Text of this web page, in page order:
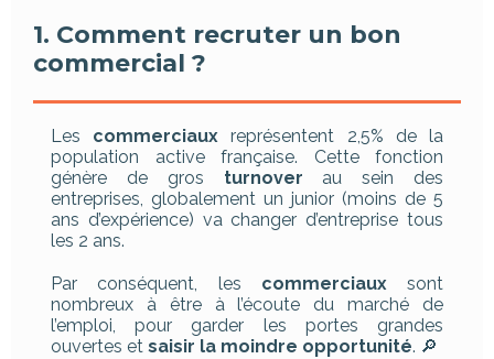
1. Comment recruter un bon
commercial ?
Les commerciaux représentent 2,5% de la
population active française. Cette fonction
génère de gros turnover au sein des
entreprises, globalement un junior (moins de 5
ans d’expérience) va changer d’entreprise tous
les 2 ans.
Par conséquent, les commerciaux sont
nombreux à être à l’écoute du marché de
l’emploi, pour garder les portes grandes
ouvertes et saisir la moindre opportunité. 🔎